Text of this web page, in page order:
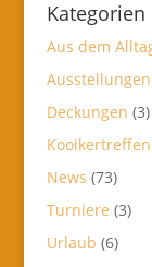
Kategorien
Aus dem
Ausstellungen
Deckungen (3)
Kooikertreffen
News (73)
Turniere (3)
Urlaub (6)